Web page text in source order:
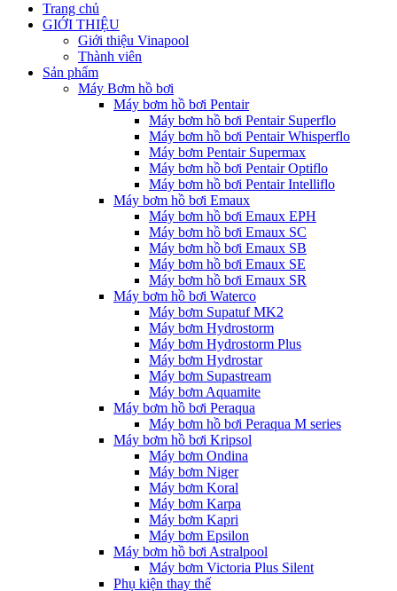
Trang chủ
GIỚI THIỆU
Giới thiệu Vinapool
Thành viên
Sản phẩm
Máy Bơm hồ bơi
Máy bơm hồ bơi Pentair
Máy bơm hồ bơi Pentair Superflo
Máy bơm hồ bơi Pentair Whisperflo
Máy bơm Pentair Supermax
Máy bơm hồ bơi Pentair Optiflo
Máy bơm hồ bơi Pentair Intelliflo
Máy bơm hồ bơi Emaux
Máy bơm hồ bơi Emaux EPH
Máy bơm hồ bơi Emaux SC
Máy bơm hồ bơi Emaux SB
Máy bơm hồ bơi Emaux SE
Máy bơm hồ bơi Emaux SR
Máy bơm hồ bơi Waterco
Máy bơm Supatuf MK2
Máy bơm Hydrostorm
Máy bơm Hydrostorm Plus
Máy bơm Hydrostar
Máy bơm Supastream
Máy bơm Aquamite
Máy bơm hồ bơi Peraqua
Máy bơm hồ bơi Peraqua M series
Máy bơm hồ bơi Kripsol
Máy bơm Ondina
Máy bơm Niger
Máy bơm Koral
Máy bơm Karpa
Máy bơm Kapri
Máy bơm Epsilon
Máy bơm hồ bơi Astralpool
Máy bơm Victoria Plus Silent
Phụ kiện thay thế